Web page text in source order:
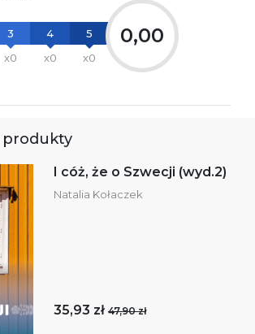
3
x0
4
x0
5
x0
0,00
produkty
I cóż, że o Szwecji (wyd.2)
Natalia Kołaczek
35,93 zł 47,90 zł